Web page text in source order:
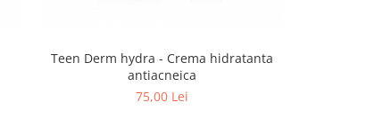
Teen Derm hydra - Crema hidratanta
antiacneica
75,00 Lei